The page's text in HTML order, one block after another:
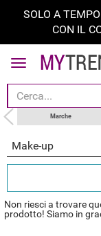
SOLO A
CON IL
Marche
Make-up
tipi di prodotti
categoria
marche
Non riesci a trovare
prodotto! Siamo in